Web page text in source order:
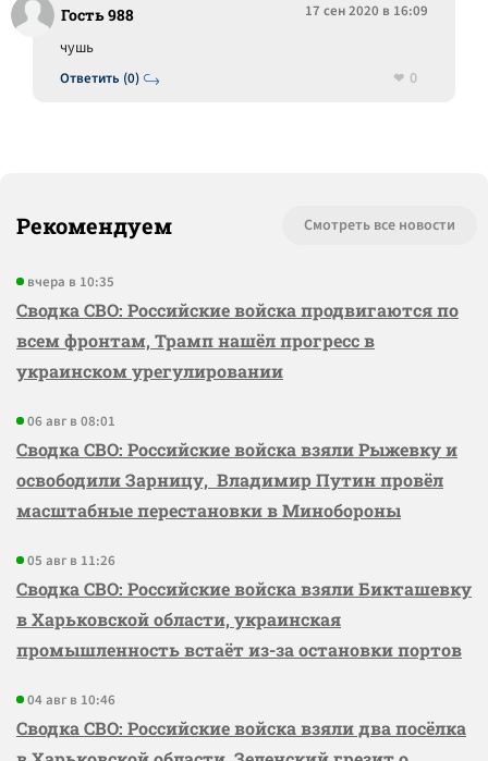
Гость 988 17 сен 2020 в 16:09
Ответить (0)
чушь
0
Рекомендуем Смотреть все новости
вчера в 10:35
Сводка СВО: Российские войска продвигаются по
всем фронтам, Трамп нашёл прогресс в
украинском урегулировании
06 авг в 08:01
Сводка СВО: Российские войска взяли Рыжевку и
освободили Зарницу, Владимир Путин провёл
масштабные перестановки в Минобороны
05 авг в 11:26
Сводка СВО: Российские войска взяли Бикташевку
в Харьковской области, украинская
промышленность встаёт из-за остановки портов
04 авг в 10:46
Сводка СВО: Российские войска взяли два посёлка